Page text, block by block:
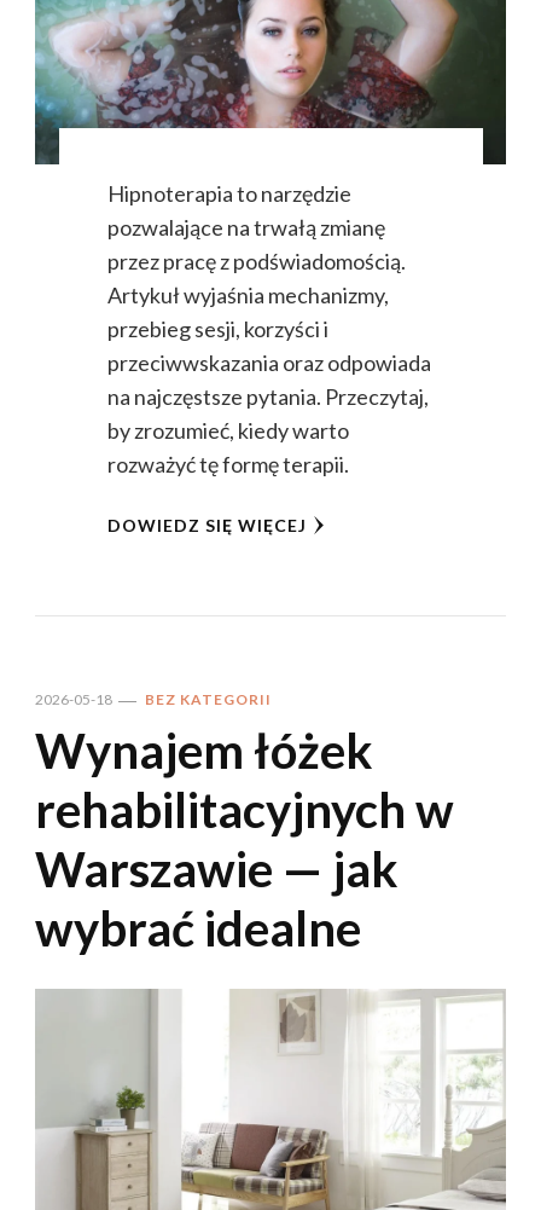
Hipnoterapia to narzędzie
pozwalające na trwałą zmianę
przez pracę z podświadomością.
Artykuł wyjaśnia mechanizmy,
przebieg sesji, korzyści i
przeciwwskazania oraz odpowiada
na najczęstsze pytania. Przeczytaj,
by zrozumieć, kiedy warto
rozważyć tę formę terapii.
DOWIEDZ SIĘ WIĘCEJ
2026-05-18 BEZ KATEGORII
Wynajem łóżek
rehabilitacyjnych w
Warszawie — jak
wybrać idealne